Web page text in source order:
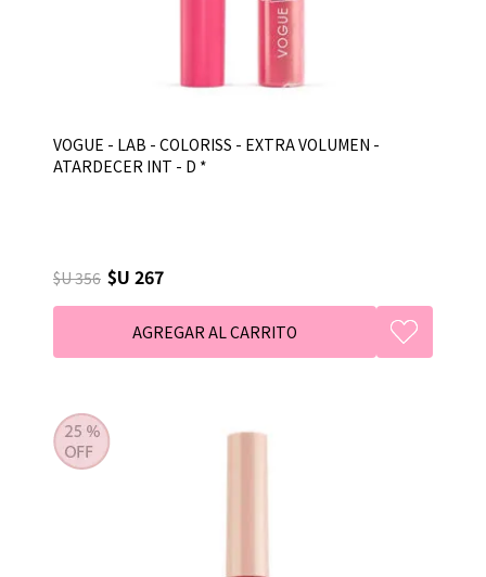
VOGUE - LAB - COLORISS - EXTRA VOLUMEN -
ATARDECER INT - D *
$U 356 $U 267